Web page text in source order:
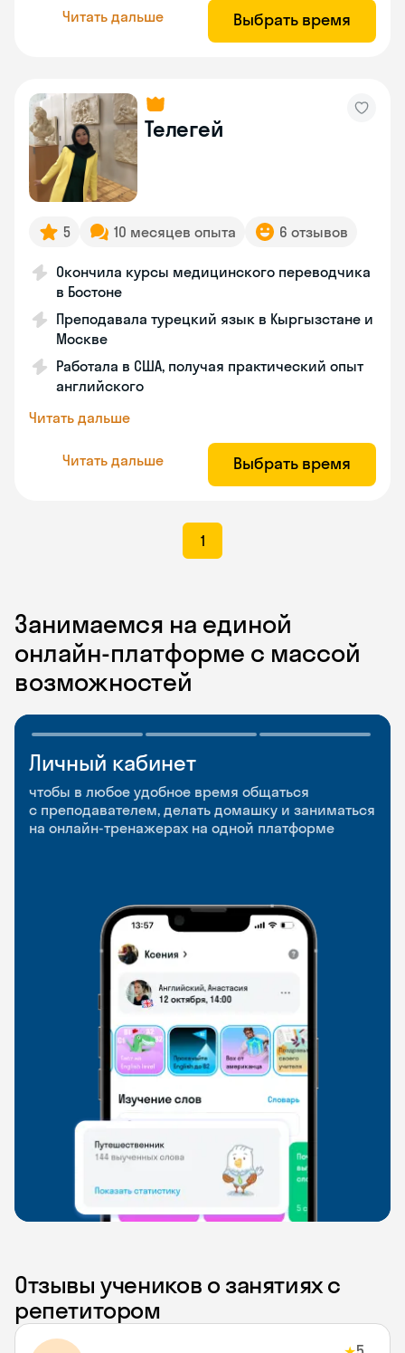
Читать дальше Выбрать время
Телегей
5 10 месяцев опыта 6 отзывов
Окончила курсы медицинского переводчика
в Бостоне
Преподавала турецкий язык в Кыргызстане и
Москве
Работала в США, получая практический опыт
английского
Читать дальше
Читать дальше Выбрать время
1
Занимаемся на единой
онлайн-платформе с массой
возможностей
Личный кабинет
чтобы в любое удобное время общаться
с преподавателем, делать домашку и заниматься
на онлайн-тренажерах на одной платформе
Мобильное
приложение
чтобы заниматься и изучать новые слова где
и когда удобно
Разговорные клубы
и Talks
Групповые занятия для разговорной практики
и индивидуальные встречи с преподавателями
Отзывы учеников о занятиях с
репетитором